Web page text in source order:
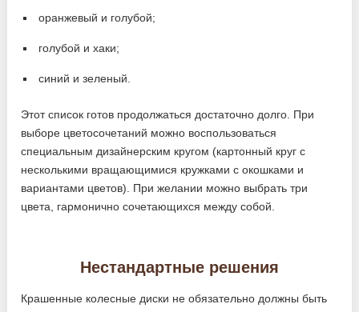
оранжевый и голубой;
голубой и хаки;
синий и зеленый.
Этот список готов продолжаться достаточно долго. При
выборе цветосочетаний можно воспользоваться
специальным дизайнерским кругом (картонный круг с
несколькими вращающимися кружками с окошками и
вариантами цветов). При желании можно выбрать три
цвета, гармонично сочетающихся между собой.
Нестандартные решения
Крашенные колесные диски не обязательно должны быть